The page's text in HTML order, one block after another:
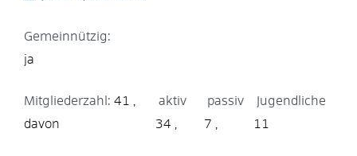
Gemeinnützig:
ja
Mitgliederzahl: 41
aktiv
34
passiv
7
Jugendliche
11